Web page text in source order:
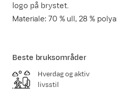
logo på brystet.
Materiale: 70 % ull, 28 %
Beste bruksområder
Hverdag og aktiv
livsstil